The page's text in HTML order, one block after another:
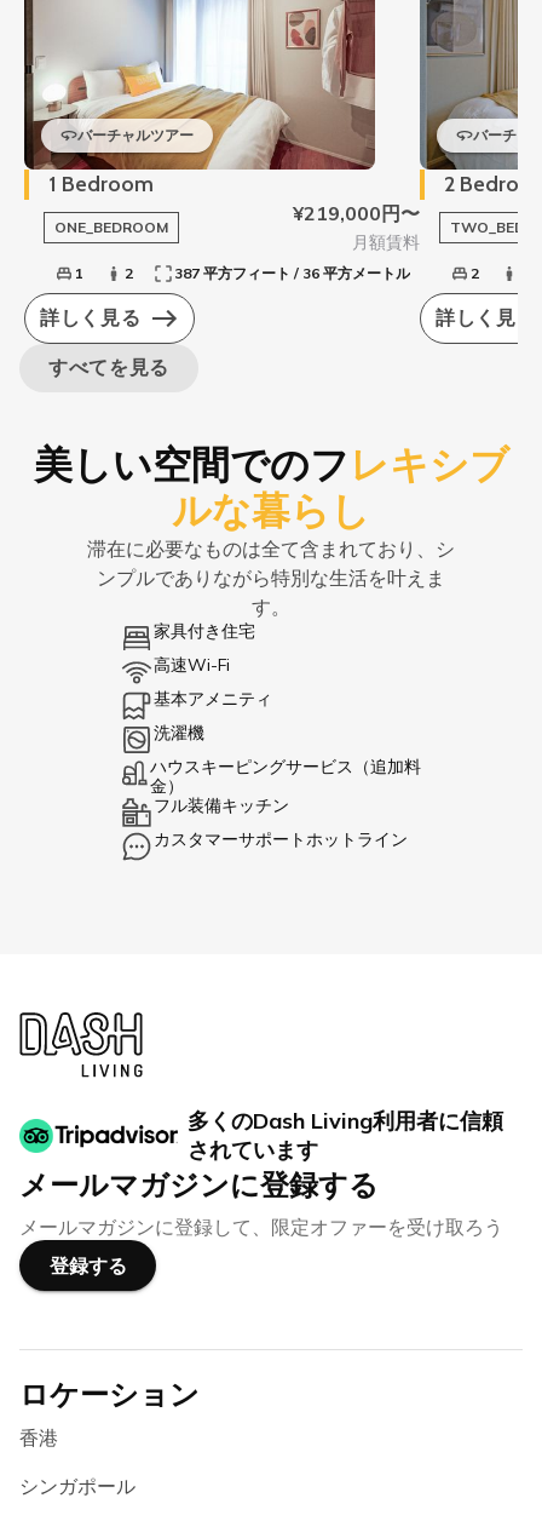
バーチャルツアー
1 Bedroom
ONE_BEDROOM
¥219,000円〜
月額賃料
1 2 387 平方フィート / 36 平方メートル
詳しく見る
バーチャ
2
2
詳しく見る
すべてを見る
美しい空間でのフレキシブ
ルな暮らし
滞在に必要なものは全て含まれており、シ
ンプルでありながら特別な生活を叶えま
す。
家具付き住宅
高速Wi-Fi
基本アメニティ
洗濯機
ハウスキーピングサービス（追加料
金）
フル装備キッチン
カスタマーサポートホットライン
多くのDash Living利用者に信頼
されています
メールマガジンに登録する
メールマガジンに登録して、限定オファーを受け取ろう
登録する
ロケーション
香港
シンガポール